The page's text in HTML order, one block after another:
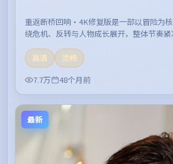
重返断桥回响·4K修复版是一部以冒险为
绕危机、反转与人物成长展开，整体节奏紧
高清
流畅
7.7万
48个月前
最新